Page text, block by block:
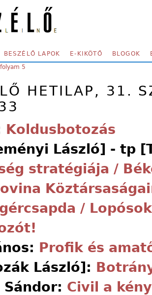
BESZÉLŐ LAPOK E-KIKÖTŐ BLOGOK
5
HETILAP, 31.
Koldusbotozás
László] - tp
stratégiája /
/
Profik és
László]:
Sándor: Civil a